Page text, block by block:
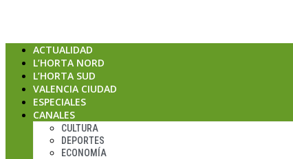
ACTUALIDAD
L’HORTA NORD
L’HORTA SUD
VALENCIA CIUDAD
ESPECIALES
CANALES
CULTURA
DEPORTES
ECONOMÍA